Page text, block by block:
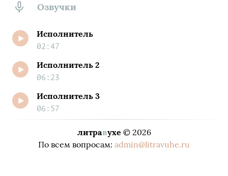
Озвучки
Исполнитель
02:47
Исполнитель 2
06:23
Исполнитель 3
06:57
литравухе © 2026
По всем вопросам: admin@litravuhe.ru